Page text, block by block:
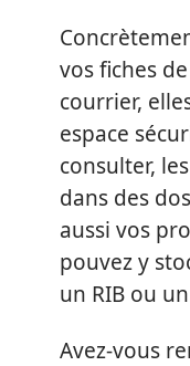
vos fiches
courrier,
espace
consulter,
dans des
aussi vos
pouvez y
un RIB ou
Avez-vous